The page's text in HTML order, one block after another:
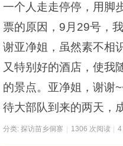
一个人走走停停，用脚
票的原因，9月29号，
谢亚净姐，虽然素不相
又特别好的酒店，使我
的景点。亚净姐，谢谢
待大部队到来的两天，
分类: 探访苗乡侗寨 1306 次阅读 4